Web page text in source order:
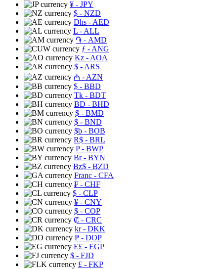
¥ - JPY
$ - NZD
Dhs - AED
L - ALL
֏ - AMD
ƒ - ANG
Kz - AOA
$ - ARS
₼ - AZN
$ - BBD
Tk - BDT
BD - BHD
$ - BMD
$ - BND
$b - BOB
R$ - BRL
P- BWP
Br- BYN
Bz$ - BZD
Franc - CFA
₣ - CHF
$ - CLP
¥ - CNY
$ - COP
₡ - CRC
kr- DKK
₱ - DOP
E£ - EGP
$ - FJD
£ - FKP